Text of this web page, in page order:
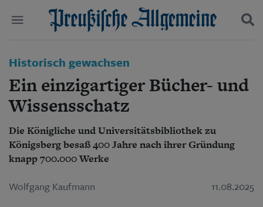
Politik
Wirtschaft
Panorama
Gesellschaft
Leben
Geschichte
Ostpreußen
Suchen und finden
Historisch gewachsen
Ein einzigartiger Bücher- und
Wissensschatz
Die Königliche und Universitätsbibliothek zu
Königsberg besaß 400 Jahre nach ihrer Gründung
knapp 700.000 Werke
Wolfgang Kaufmann 11.08.2025